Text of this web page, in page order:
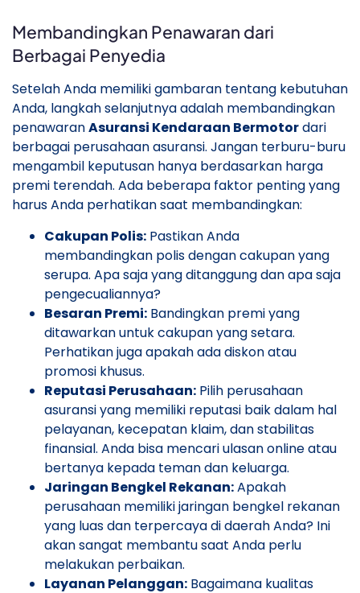
Membandingkan Penawaran dari
Berbagai Penyedia
Setelah Anda memiliki gambaran tentang kebutuhan
Anda, langkah selanjutnya adalah membandingkan
penawaranAsuransi Kendaraan Bermotordari
berbagai perusahaan asuransi. Jangan terburu-buru
mengambil keputusan hanya berdasarkan harga
premi terendah. Ada beberapa faktor penting yang
harus Anda perhatikan saat membandingkan:
Cakupan Polis: Pastikan Anda
membandingkan polis dengan cakupan yang
serupa. Apa saja yang ditanggung dan apa saja
pengecualiannya?
Besaran Premi: Bandingkan premi yang
ditawarkan untuk cakupan yang setara.
Perhatikan juga apakah ada diskon atau
promosi khusus.
Reputasi Perusahaan: Pilih perusahaan
asuransi yang memiliki reputasi baik dalam hal
pelayanan, kecepatan klaim, dan stabilitas
finansial. Anda bisa mencari ulasan online atau
bertanya kepada teman dan keluarga.
Jaringan Bengkel Rekanan:Apakah
perusahaan memiliki jaringan bengkel rekanan
yang luas dan terpercaya di daerah Anda? Ini
akan sangat membantu saat Anda perlu
melakukan perbaikan.
Layanan Pelanggan: Bagaimana kualitas